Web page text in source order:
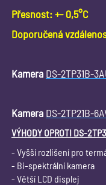
Přesnost: +- 0,5°C
Doporučená
Kamera DS-2TP31B-
Kamera DS-2TP21B-
VÝHODY OPROTI DS-
- Vyšší rozlišení pro
- Bi-spektrální kamera
- Větší LCD displej